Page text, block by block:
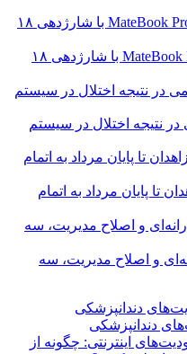
لپ‌تاپ فوق‌سبک هواوی MateBook Pro S با شارژدهی ۱۸
نتیجه اختلال در سیستم‌
تا پایان مرداد به اتمام
و اصلاح مدیریت، سه
دندانپزشکی